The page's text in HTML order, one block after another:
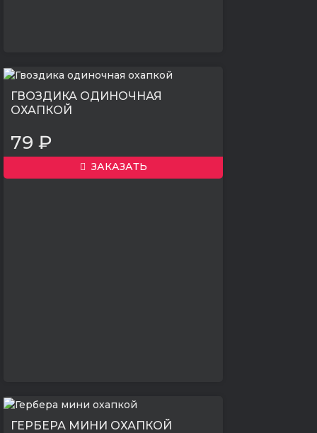
ГВОЗДИКА ОДИНОЧНАЯ
ОХАПКОЙ
79 ₽
ЗАКАЗАТЬ
ГЕРБЕРА МИНИ ОХАПКОЙ